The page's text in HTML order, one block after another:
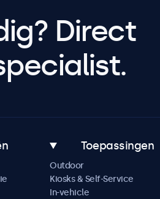
Direct
Toepassingen
Outdoor
Kiosks & Self-Service
In-vehicle